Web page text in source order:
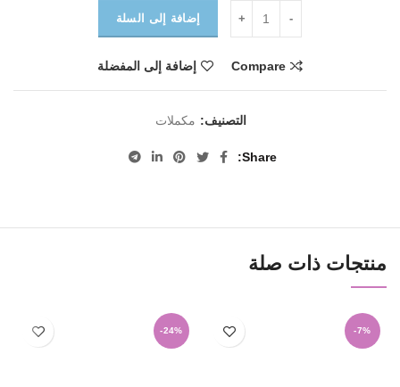
إضافة إلى السلة
Compare إضافة إلى المفضلة
التصنيف: مكملات
Share
منتجات ذات صلة
-7%
-24%